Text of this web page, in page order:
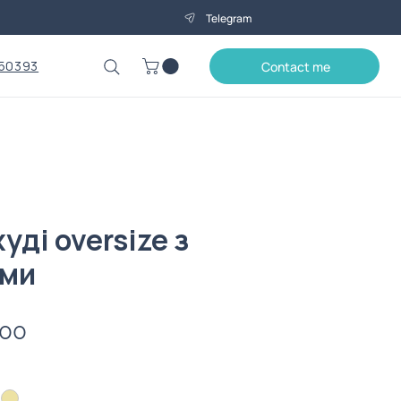
Telegram
Contact me
oversize з
Price